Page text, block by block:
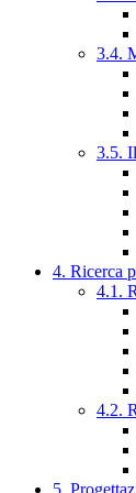
3.4.
3.5.
4. Ricerca
4.1.
4.2.
5.